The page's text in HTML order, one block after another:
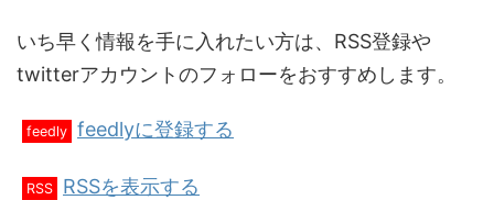
いち早く情報を手に入れたい方は、RSS登録や
twitterアカウントのフォローをおすすめします。
feedly feedlyに登録する
RSS RSSを表示する